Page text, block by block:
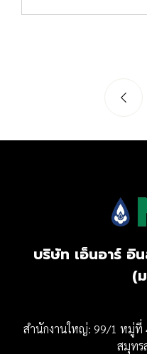
บริษัท เอ็นอาร์ อิ
(
สำนักงานใหญ่: 99/1 หมู่ที่
สมุทร